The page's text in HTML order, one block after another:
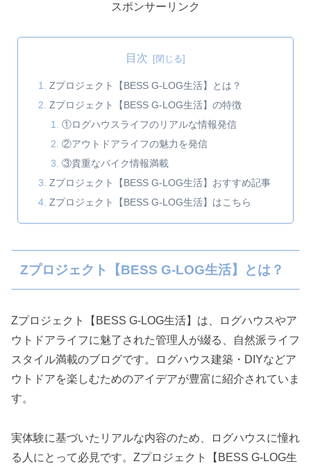
スポンサーリンク
目次
Zプロジェクト【BESS G-LOG生活】とは？
Zプロジェクト【BESS G-LOG生活】の特徴
①ログハウスライフのリアルな情報発信
②アウトドアライフの魅力を発信
③貴重なバイク情報満載
Zプロジェクト【BESS G-LOG生活】おすすめ記事
Zプロジェクト【BESS G-LOG生活】はこちら
Zプロジェクト【BESS G-LOG生活】とは？
Zプロジェクト【BESS G-LOG生活】は、ログハウスやア
ウトドアライフに魅了された管理人が綴る、自然派ライフ
スタイル満載のブログです。ログハウス建築・DIYなどア
ウトドアを楽しむためのアイデアが豊富に紹介されていま
す。
実体験に基づいたリアルな内容のため、ログハウスに憧れ
る人にとって必見です。Zプロジェクト【BESS G-LOG生